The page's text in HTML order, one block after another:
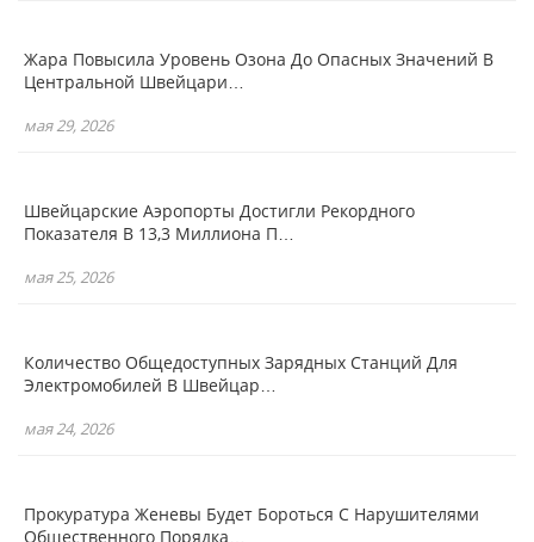
Жара Повысила Уровень Озона До Опасных Значений В
Центральной Швейцари…
мая 29, 2026
Швейцарские Аэропорты Достигли Рекордного
Показателя В 13,3 Миллиона П…
мая 25, 2026
Количество Общедоступных Зарядных Станций Для
Электромобилей В Швейцар…
мая 24, 2026
Прокуратура Женевы Будет Бороться С Нарушителями
Общественного Порядка…